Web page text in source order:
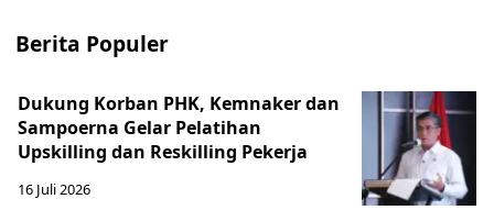
Berita Populer
Dukung Korban PHK, Kemnaker dan
Sampoerna Gelar Pelatihan
Upskilling dan Reskilling Pekerja
16 Juli 2026